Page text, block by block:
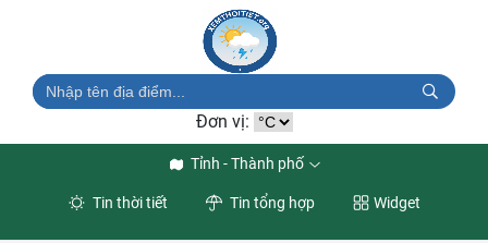
Đơn vị:
Tỉnh - Thành phố
Tin thời tiết Tin tổng hợp Widget